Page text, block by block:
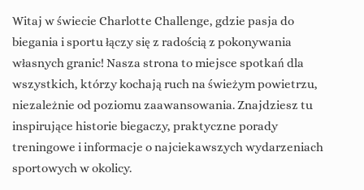
Witaj w świecie Charlotte Challenge, gdzie pasja do
biegania i sportu łączy się z radością z pokonywania
własnych granic! Nasza strona to miejsce spotkań dla
wszystkich, którzy kochają ruch na świeżym powietrzu,
niezależnie od poziomu zaawansowania. Znajdziesz tu
inspirujące historie biegaczy, praktyczne porady
treningowe i informacje o najciekawszych wydarzeniach
sportowych w okolicy.